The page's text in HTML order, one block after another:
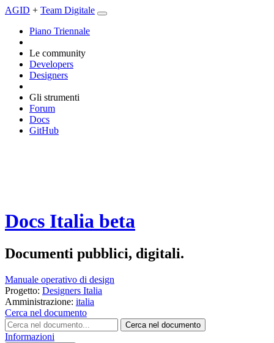
AGID + Team Digitale
Piano Triennale
Le community
Developers
Designers
Gli strumenti
Forum
Docs
GitHub
Docs Italia beta
Documenti pubblici, digitali.
Manuale operativo di design
Progetto: Designers Italia
Amministrazione: italia
Cerca nel documento
Cerca nel documento
Informazioni